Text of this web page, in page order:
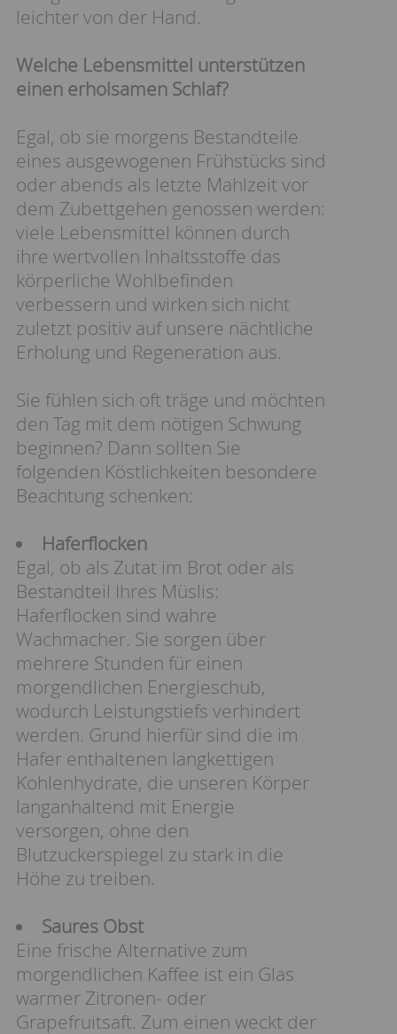
leichter von der Hand.
Welche Lebensmittel unterstützen
einen erholsamen Schlaf?
Egal, ob sie morgens Bestandteile
eines ausgewogenen Frühstücks sind
oder abends als letzte Mahlzeit vor
dem Zubettgehen genossen werden:
viele Lebensmittel können durch
ihre wertvollen Inhaltsstoffe das
körperliche Wohlbefinden
verbessern und wirken sich nicht
zuletzt positiv auf unsere nächtliche
Erholung und Regeneration aus.
Sie fühlen sich oft träge und möchten
den Tag mit dem nötigen Schwung
beginnen? Dann sollten Sie
folgenden Köstlichkeiten besondere
Beachtung schenken:
Haferflocken
Egal, ob als Zutat im Brot oder als
Bestandteil Ihres Müslis:
Haferflocken sind wahre
Wachmacher. Sie sorgen über
mehrere Stunden für einen
morgendlichen Energieschub,
wodurch Leistungstiefs verhindert
werden. Grund hierfür sind die im
Hafer enthaltenen langkettigen
Kohlenhydrate, die unseren Körper
langanhaltend mit Energie
versorgen, ohne den
Blutzuckerspiegel zu stark in die
Höhe zu treiben.
Saures Obst
Eine frische Alternative zum
morgendlichen Kaffee ist ein Glas
warmer Zitronen- oder
Grapefruitsaft. Zum einen weckt der